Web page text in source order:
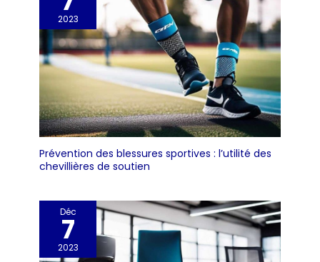
2023
Prévention des blessures sportives : l’utilité des
chevillières de soutien
Déc
7
2023